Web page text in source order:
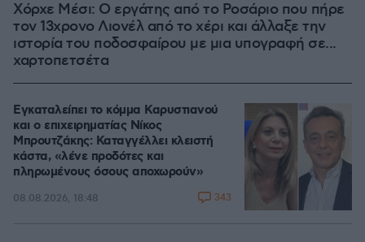
Χόρχε Μέσι: Ο εργάτης από το Ροσάριο που πήρε
τον 13χρονο Λιονέλ από το χέρι και άλλαξε την
ιστορία του ποδοσφαίρου με μια υπογραφή σε...
χαρτοπετσέτα
Εγκαταλείπει το κόμμα Καρυστιανού
και ο επιχειρηματίας Νίκος
Μπρουτζάκης: Καταγγέλλει κλειστή
κάστα, «λένε προδότες και
πληρωμένους όσους αποχωρούν»
08.08.2026, 18:48 343